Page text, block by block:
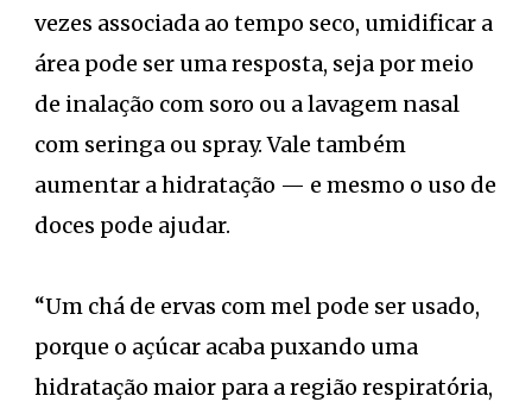
vezes associada ao tempo seco, umidificar a
área pode ser uma resposta, seja por meio
de inalação com soro ou a lavagem nasal
com seringa ou spray. Vale também
aumentar a hidratação — e mesmo o uso de
doces pode ajudar.
“Um chá de ervas com mel pode ser usado,
porque o açúcar acaba puxando uma
hidratação maior para a região respiratória,